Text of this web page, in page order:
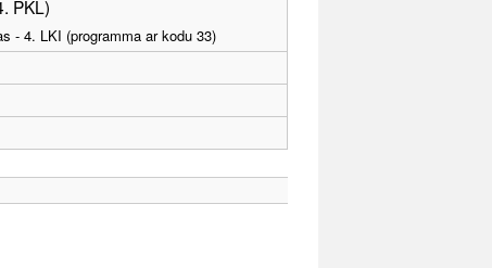
PKL)
- 4. LKI (programma ar kodu 33)